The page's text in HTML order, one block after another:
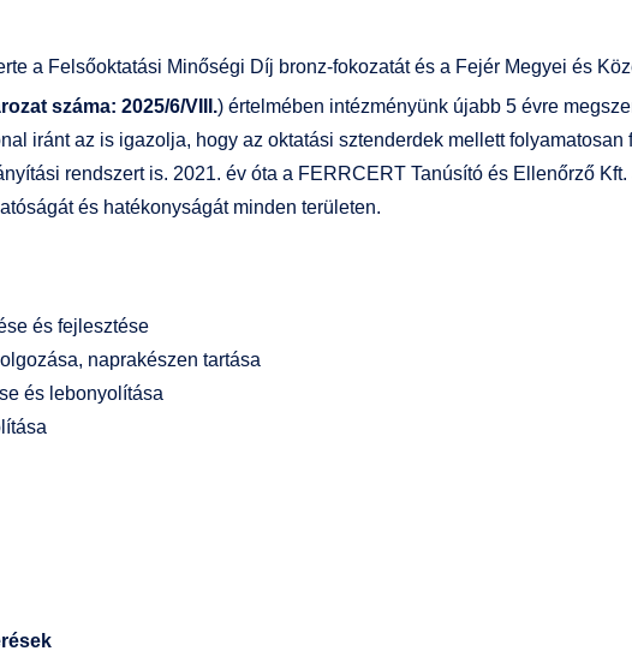
a Felsőoktatási Minőségi Díj bronz-fokozatátés a Fejér Megyei és
száma: 2025/6/VIII.) értelmében intézményünk újabb 5 évre
iránt az is igazolja, hogy az oktatási sztenderdek mellett folyamatosan
rendszert is. 2021. év óta a FERRCERT Tanúsító és Ellenőrző
és hatékonyságát minden területen.
és fejlesztése
naprakészen tartása
és lebonyolítása